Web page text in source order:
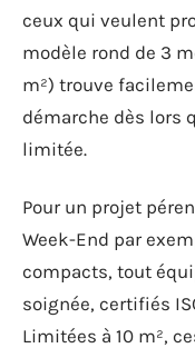
ceux qui veulent
modèle rond de 3
m²) trouve
démarche dès lors
limitée.
Pour un projet
Week-End par
compacts, tout
soignée, certifiés
Limitées à 10 m²,